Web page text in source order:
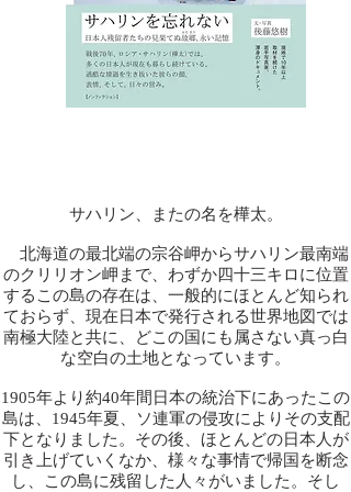
サハリン、またの名を樺太。
北海道の最北端の宗谷岬からサハリン最南端
のクリリオン岬まで、わずか四十三キロに位置
するこの島の存在は、一般的にほとんど知られ
ておらず、現在日本で発行される世界地図では
南極大陸と共に、どこの国にも属さない真っ白
な空白の土地となっています。
1905年より約40年間日本の統治下にあったこの
島は、1945年夏、ソ連軍の侵攻によりその支配
下となりました。その後、ほとんどの日本人が
引き上げていくなか、様々な事情で帰国を断念
し、この島に残留した人々がいました。そし